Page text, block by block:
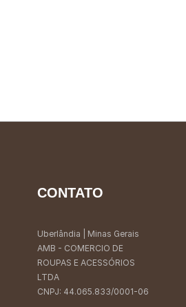
CONTATO
Uberlândia | Minas Gerais
AMB - COMERCIO DE
ROUPAS E ACESSÓRIOS
LTDA
CNPJ: 44.065.833/0001-06